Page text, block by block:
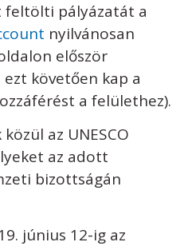
feltölti pályázatát a
nyilvánosan
először
követően kap a
a felülethez).
az UNESCO
az adott
bizottságán
június 12-ig az